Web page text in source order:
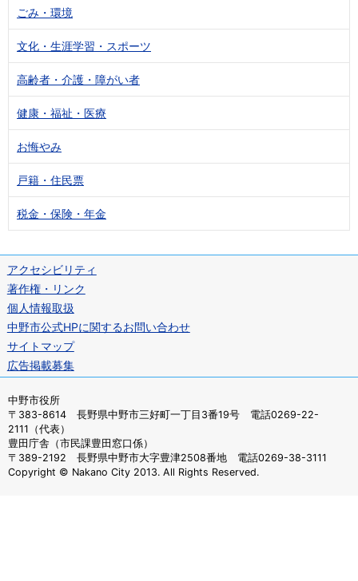
ごみ・環境
文化・生涯学習・スポーツ
高齢者・介護・障がい者
健康・福祉・医療
お悔やみ
戸籍・住民票
税金・保険・年金
アクセシビリティ
著作権・リンク
個人情報取扱
中野市公式HPに関するお問い合わせ
サイトマップ
広告掲載募集
中野市役所
〒383-8614 長野県中野市三好町一丁目3番19号 電話0269-22-
2111（代表）
豊田庁舎（市民課豊田窓口係）
〒389-2192 長野県中野市大字豊津2508番地 電話0269-38-3111
Copyright © Nakano City 2013. All Rights Reserved.